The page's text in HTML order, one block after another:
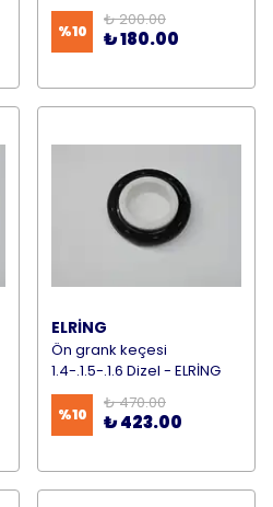
%10
₺ 200.00
₺ 180.00
ELRİNG
Ön grank keçesi
1.4-.1.5-.1.6 Dizel - ELRİNG
%10
₺ 470.00
₺ 423.00